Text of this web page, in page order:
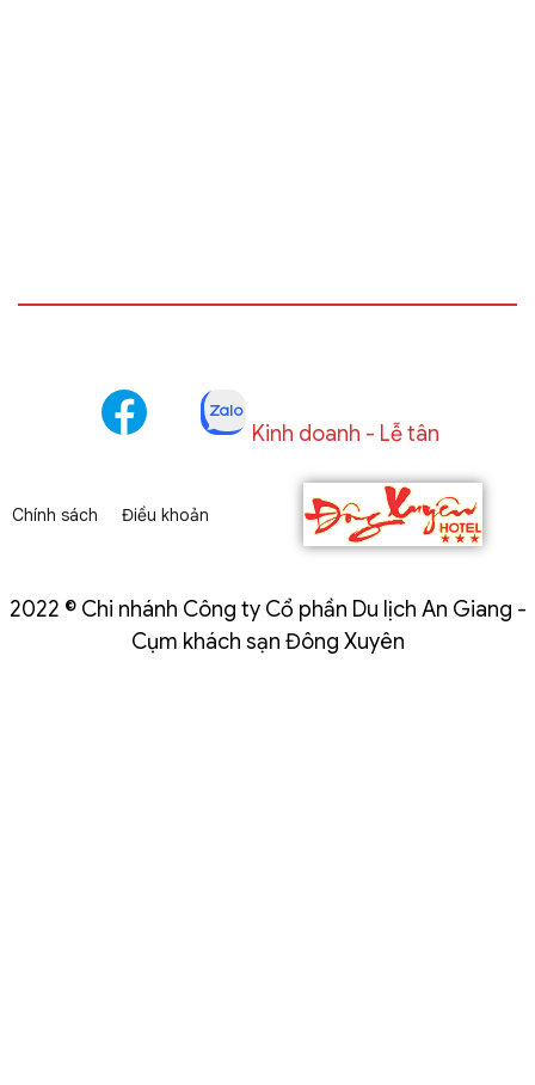
Chính sách Điều khoản
Kinh doanh - Lễ tân
2022 © Chi nhánh Công ty Cổ phần Du lịch An Giang -
Cụm khách sạn Đông Xuyên